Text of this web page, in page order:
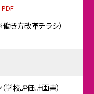
PDF
働き方改革チラシ）
校評価計画書）